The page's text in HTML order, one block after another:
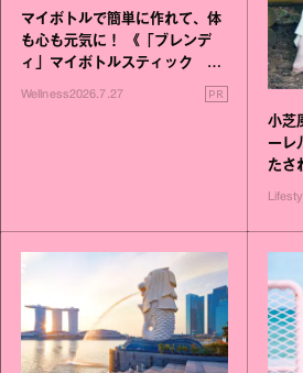
マイボトルで簡単に作れて、体
も心も元気に！ 《「ブレンデ
ィ」マイボトルスティック い
いこと毎日》シリーズが誕生
Wellness2026.7.27 PR
小芝
ーレ
たさ